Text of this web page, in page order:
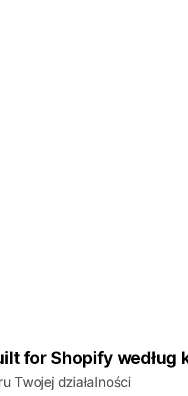
for Shopify według
Twojej działalności